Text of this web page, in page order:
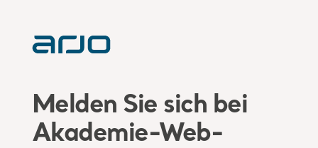
Melden Sie sich bei
Akademie-Web-